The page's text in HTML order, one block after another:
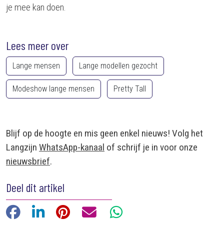
je mee kan doen.
Lees meer over
Lange mensen Lange modellen gezocht
Modeshow lange mensen Pretty Tall
Blijf op de hoogte en mis geen enkel nieuws! Volg het
Langzijn WhatsApp-kanaal of schrijf je in voor onze
nieuwsbrief.
Deel dit artikel
FacebookLinkedIn Pinterest E-mailWhatsApp